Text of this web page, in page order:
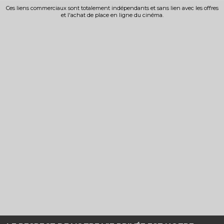
Ces liens commerciaux sont totalement indépendants et sans lien avec les offres
et l'achat de place en ligne du cinéma.